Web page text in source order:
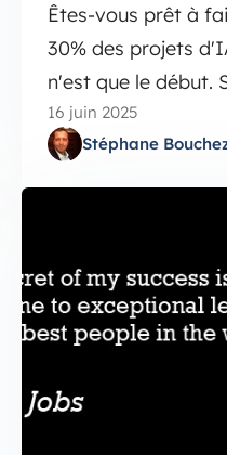
Êtes-vous prêt à
30% des projets
n'est que le début.
16 juin 2025
Stéphane